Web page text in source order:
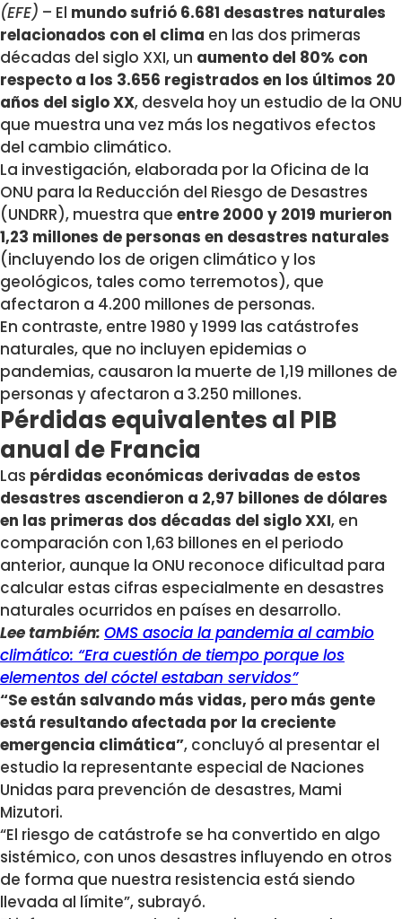
(EFE) – El mundo sufrió 6.681 desastres naturales
relacionados con el clima en las dos primeras
décadas del siglo XXI, un aumento del 80% con
respecto a los 3.656 registrados en los últimos 20
años del siglo XX, desvela hoy un estudio de la ONU
que muestra una vez más los negativos efectos
del cambio climático.
La investigación, elaborada por la Oficina de la
ONU para la Reducción del Riesgo de Desastres
(UNDRR), muestra que entre 2000 y 2019 murieron
1,23 millones de personas en desastres naturales
(incluyendo los de origen climático y los
geológicos, tales como terremotos), que
afectaron a 4.200 millones de personas.
En contraste, entre 1980 y 1999 las catástrofes
naturales, que no incluyen epidemias o
pandemias, causaron la muerte de 1,19 millones de
personas y afectaron a 3.250 millones.
Pérdidas equivalentes al PIB
anual de Francia
Las pérdidas económicas derivadas de estos
desastres ascendieron a 2,97 billones de dólares
en las primeras dos décadas del siglo XXI, en
comparación con 1,63 billones en el periodo
anterior, aunque la ONU reconoce dificultad para
calcular estas cifras especialmente en desastres
naturales ocurridos en países en desarrollo.
Lee también: OMS asocia la pandemia al cambio
climático: “Era cuestión de tiempo porque los
elementos del cóctel estaban servidos”
“Se están salvando más vidas, pero más gente
está resultando afectada por la creciente
emergencia climática”, concluyó al presentar el
estudio la representante especial de Naciones
Unidas para prevención de desastres, Mami
Mizutori.
“El riesgo de catástrofe se ha convertido en algo
sistémico, con unos desastres influyendo en otros
de forma que nuestra resistencia está siendo
llevada al límite”, subrayó.